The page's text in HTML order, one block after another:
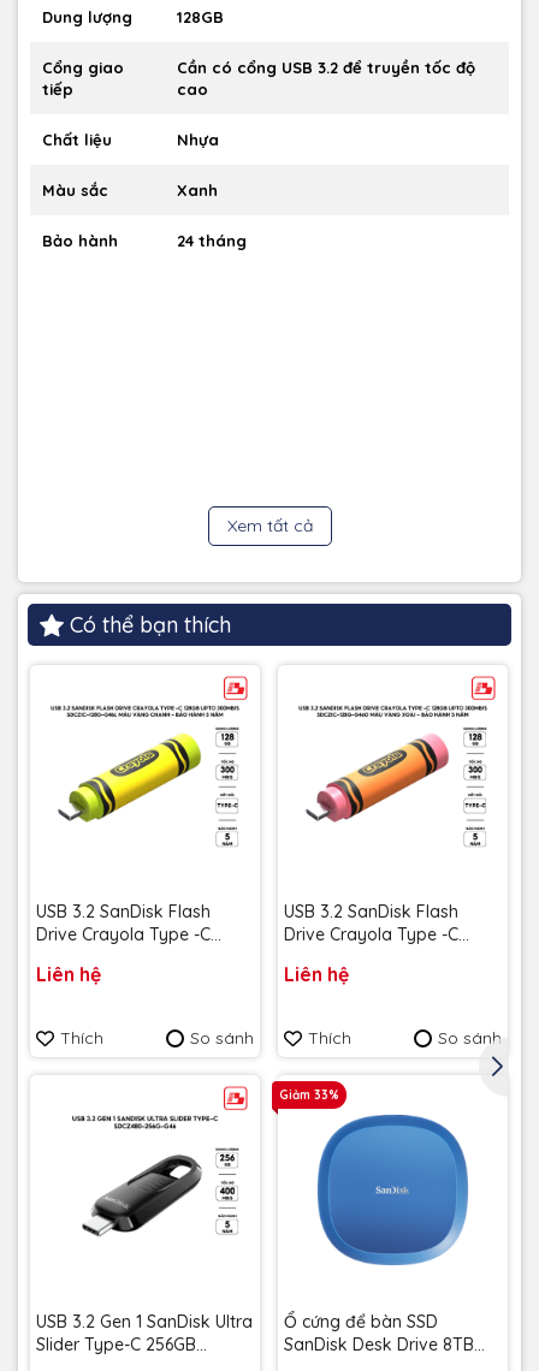
Sở hữu thiết kế kim loại bền bỉ, kết hợp màu sắc nổi bật và
tính riêng của bạn.
Dung lượng 128GB
Cổng giao
tiếp
Cần có cổng USB 3.2 để truyền tốc độ
cao
Chất liệu Nhựa
Màu sắc Xanh
Bảo hành 24 tháng
Xem tất cả
Có thể bạn thích
USB 3.2 SanDisk Flash
Drive Crayola Type -C
SDCZIC-128G-G46L màu
năm
Liên hệ
Thích So sánh
USB 3.2 SanDisk Flash
Drive Crayola Type -C
SDCZIC-128G-G46O màu
năm
Liên hệ
Thích So sánh
USB 3.2 Gen 1 SanDisk Ultra
Slider Type-C 256GB
Giảm 33%
Ổ cứng để bàn SSD
SanDisk Desk Drive 8TB